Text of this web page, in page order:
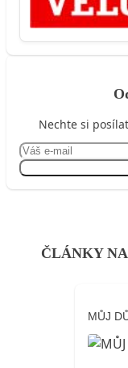
Nechte si
ČLÁNKY
MŮJ